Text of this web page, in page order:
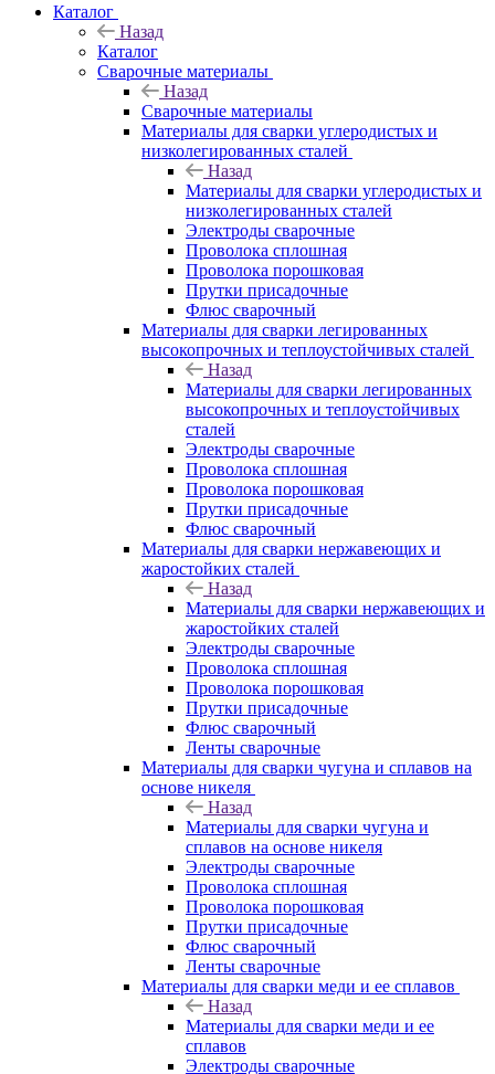
Каталог
Назад
Каталог
Сварочные материалы
Назад
Сварочные материалы
Материалы для сварки углеродистых и
низколегированных сталей
Назад
Материалы для сварки углеродистых и
низколегированных сталей
Электроды сварочные
Проволока сплошная
Проволока порошковая
Прутки присадочные
Флюс сварочный
Материалы для сварки легированных
высокопрочных и теплоустойчивых сталей
Назад
Материалы для сварки легированных
высокопрочных и теплоустойчивых
сталей
Электроды сварочные
Проволока сплошная
Проволока порошковая
Прутки присадочные
Флюс сварочный
Материалы для сварки нержавеющих и
жаростойких сталей
Назад
Материалы для сварки нержавеющих и
жаростойких сталей
Электроды сварочные
Проволока сплошная
Проволока порошковая
Прутки присадочные
Флюс сварочный
Ленты сварочные
Материалы для сварки чугуна и сплавов на
основе никеля
Назад
Материалы для сварки чугуна и
сплавов на основе никеля
Электроды сварочные
Проволока сплошная
Проволока порошковая
Прутки присадочные
Флюс сварочный
Ленты сварочные
Материалы для сварки меди и ее сплавов
Назад
Материалы для сварки меди и ее
сплавов
Электроды сварочные